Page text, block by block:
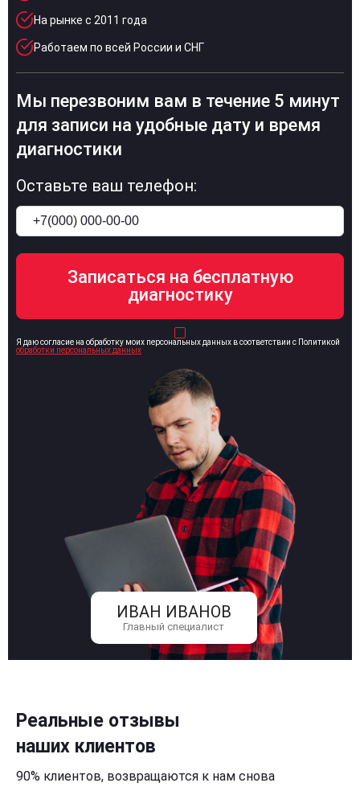
На рынке с 2011 года
Работаем по всей России и СНГ
ИВАН ИВАНОВ
Главный специалист
Мы перезвоним вам в течение 5 минут
для записи на удобные дату и время
диагностики
Оставьте ваш телефон:
Я даю согласие на обработку моих персональных данных в соответствии с Политикой
обработки персональных данных
Реальные отзывы
наших клиентов
90% клиентов, возвращаются к нам снова